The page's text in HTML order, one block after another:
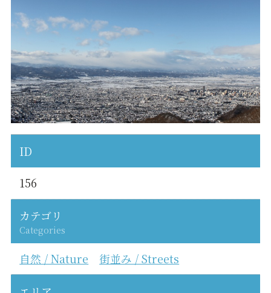
ID
156
カテゴリ
Categories
自然 / Nature 街並み / Streets